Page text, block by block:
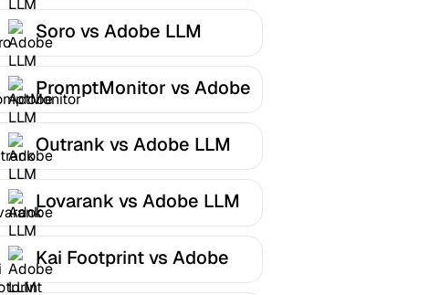
Soro vs Adobe LLM
Optimizer
PromptMonitor vs Adobe
LLM Optimizer
Outrank vs Adobe LLM
Optimizer
Lovarank vs Adobe LLM
Optimizer
Kai Footprint vs Adobe
LLM Optimizer